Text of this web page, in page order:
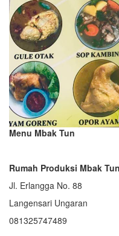
Menu Mbak Tun
Rumah Produksi Mbak Tun
Jl. Erlangga No. 88
Langensari Ungaran
081325747489